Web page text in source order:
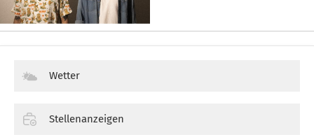
Wetter
Stellenanzeigen